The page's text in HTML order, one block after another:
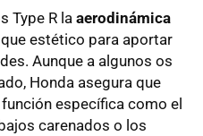
Type R la aerodinámica
estético para aportar
Aunque a algunos os
Honda asegura que
específica como el
carenados o los